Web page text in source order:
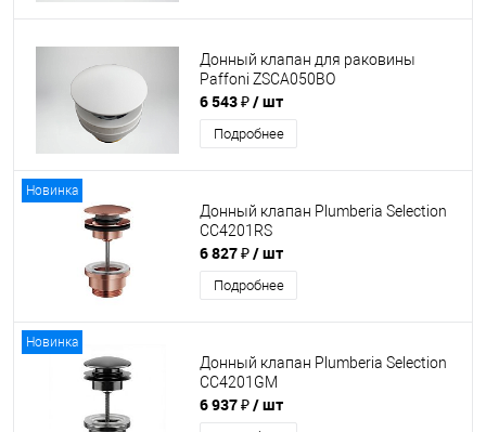
Донный клапан для раковины
Paffoni ZSCA050BO
6 543 ₽/ шт
Подробнее
Новинка
Донный клапан Plumberia Selection
CC4201RS
6 827 ₽/ шт
Подробнее
Новинка
Донный клапан Plumberia Selection
CC4201GM
6 937 ₽/ шт